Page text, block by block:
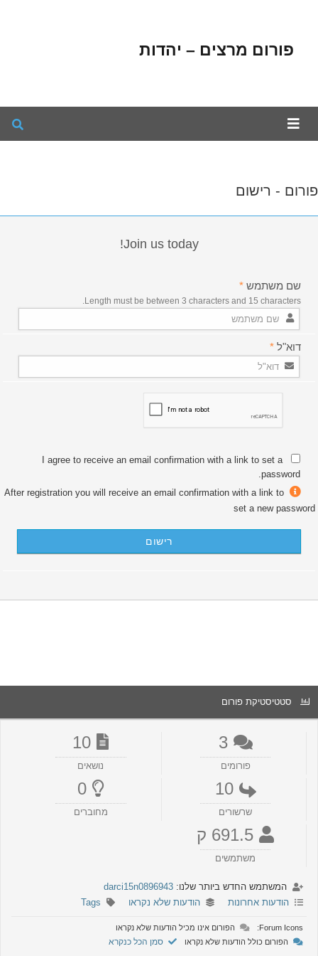
פורום מרצים – יהדות
פורום - רישום
Join us today!
שם משתמש*
Length must be between 3 characters and 15 characters.
דוא"ל*
I agree to receive an email confirmation with a link to set a
password.
After registration you will receive an email confirmation with a link to
set a new password
סטטיסטיקת פורום
3
פורומים
10
נושאים
10
שרשורים
0
מחוברים
691.5 ק
משתמשים
המשתמש החדש ביותר שלנו: darci15n0896943
הודעות אחרונות
הודעות שלא נקראו Tags
Forum Icons:
הפורום אינו מכיל הודעות שלא נקראו
הפורום כולל הודעות שלא נקראו
סמן הכל כנקרא